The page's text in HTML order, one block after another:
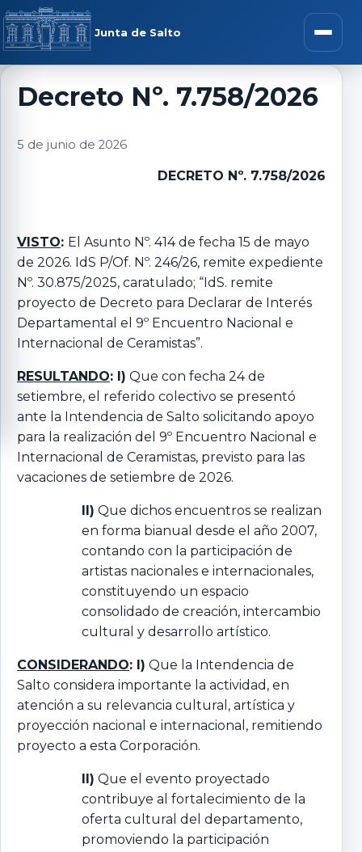
Saltar al contenido
Junta de Salto Abrir
menú
Decreto Nº. 7.758/2026
5 de junio de 2026
DECRETO Nº. 7.758/2026
VISTO: El Asunto Nº. 414 de fecha 15 de mayo
de 2026. IdS P/Of. Nº. 246/26, remite expediente
Nº. 30.875/2025, caratulado; “IdS. remite
proyecto de Decreto para Declarar de Interés
Departamental el 9º Encuentro Nacional e
Internacional de Ceramistas”.
RESULTANDO: I) Que con fecha 24 de
setiembre, el referido colectivo se presentó
ante la Intendencia de Salto solicitando apoyo
para la realización del 9º Encuentro Nacional e
Internacional de Ceramistas, previsto para las
vacaciones de setiembre de 2026.
II) Que dichos encuentros se realizan
en forma bianual desde el año 2007,
contando con la participación de
artistas nacionales e internacionales,
constituyendo un espacio
consolidado de creación, intercambio
cultural y desarrollo artístico.
CONSIDERANDO: I) Que la Intendencia de
Salto considera importante la actividad, en
atención a su relevancia cultural, artística y
proyección nacional e internacional, remitiendo
proyecto a esta Corporación.
II) Que el evento proyectado
contribuye al fortalecimiento de la
oferta cultural del departamento,
promoviendo la participación